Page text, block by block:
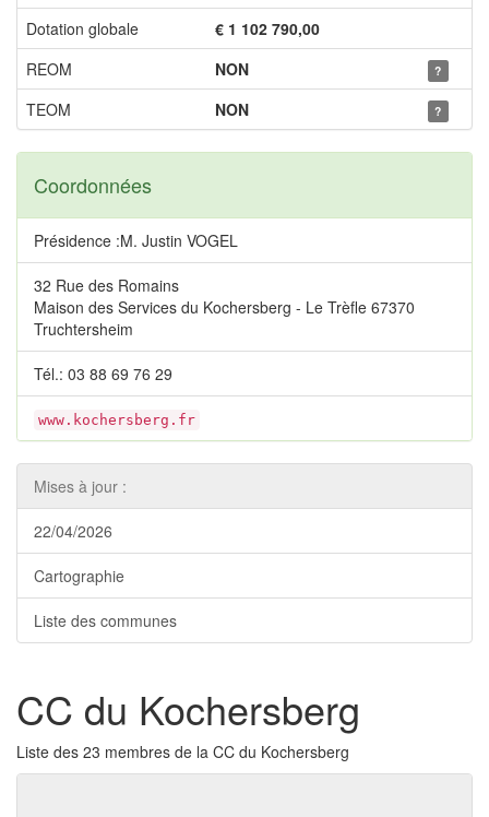
Dotation globale
€ 1 102 790,00
REOM
NON ?
TEOM NON ?
Coordonnées
Présidence :M. Justin VOGEL
32 Rue des Romains
Maison des Services du Kochersberg - Le Trèfle 67370
Truchtersheim
Tél.: 03 88 69 76 29
www.kochersberg.fr
Mises à jour :
22/04/2026
Cartographie
Liste des communes
CC du Kochersberg
Liste des 23 membres de la CC du Kochersberg